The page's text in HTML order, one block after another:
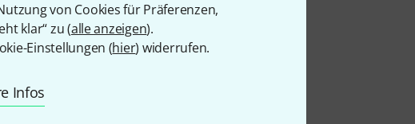
von Cookies für Präferenzen,
klar“ zu (alle anzeigen).
Einstellungen (hier) widerrufen.
Infos
Equipment sicher und
Größen verfügbar